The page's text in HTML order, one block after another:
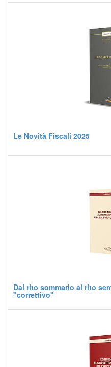
Le Novità Fiscali 2025
Dal rito sommario al rito
"correttivo"